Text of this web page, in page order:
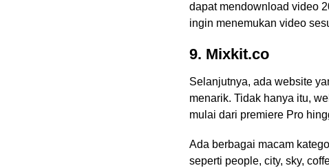
dapat mendownload video
ingin menemukan video
9. Mixkit.co
Selanjutnya, ada website
menarik. Tidak hanya itu,
mulai dari premiere Pro
Ada berbagai macam
seperti people, city, sky,